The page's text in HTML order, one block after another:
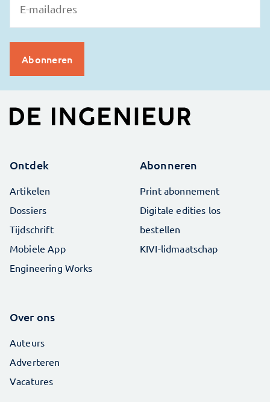
Ontdek
Artikelen
Dossiers
Tijdschrift
Mobiele App
Engineering Works
Abonneren
Print abonnement
Digitale edities los
bestellen
KIVI-lidmaatschap
Over ons
Auteurs
Adverteren
Vacatures